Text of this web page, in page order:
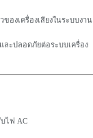
องเครื่องเสียงในระบบงาน
ละปลอดภัยต่อระบบเครื่อง
ไฟ AC